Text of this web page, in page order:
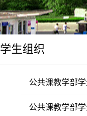
学生组织
公共课教学部
公共课教学部